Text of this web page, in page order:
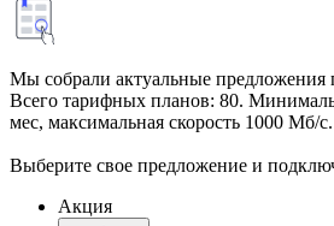
Мы собрали актуальные предложения
Всего тарифных планов: 80.
мес, максимальная скорость 1000 Мб/с.
Выберите свое предложение и
Акция